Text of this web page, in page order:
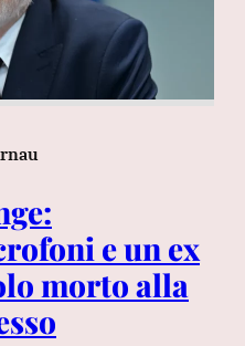
e un ex
morto alla